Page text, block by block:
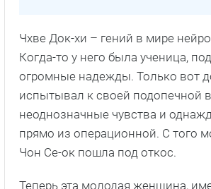
Чхве Док-хи – гений в мире
Когда-то у него была ученица,
огромные надежды. Только вот
испытывал к своей подопечной
неоднозначные чувства и
прямо из операционной. С того
Чон Се-ок пошла под откос.
Теперь эта молодая женщина,